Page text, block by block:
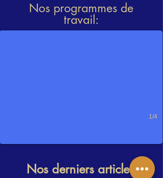
Nos programmes de
travail:
Nos derniers articles
1/4